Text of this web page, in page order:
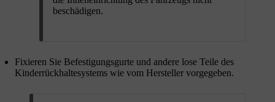
beschädigen.
Fixieren Sie Befestigungsgurte und andere lose Teile des
Kinderrückhaltesystems wie vom Hersteller vorgegeben.